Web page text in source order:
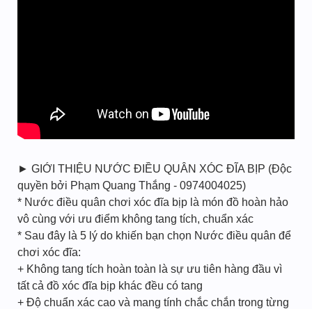
► GIỚI THIỆU NƯỚC ĐIỀU QUÂN XÓC ĐĨA BỊP (Độc
quyền bởi Phạm Quang Thắng - 0974004025)
* Nước điều quân chơi xóc đĩa bịp là món đồ hoàn hảo
vô cùng với ưu điểm không tang tích, chuẩn xác
* Sau đây là 5 lý do khiến bạn chọn Nước điều quân để
chơi xóc đĩa:
+ Không tang tích hoàn toàn là sự ưu tiên hàng đầu vì
tất cả đồ xóc đĩa bịp khác đều có tang
+ Độ chuẩn xác cao và mang tính chắc chắn trong từng